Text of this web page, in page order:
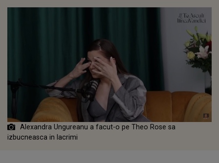
Alexandra Ungureanu a facut-o pe Theo Rose sa
izbucneasca in lacrimi